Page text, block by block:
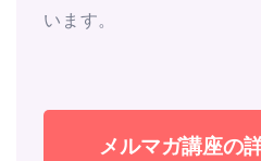
います。
メルマガ講座の